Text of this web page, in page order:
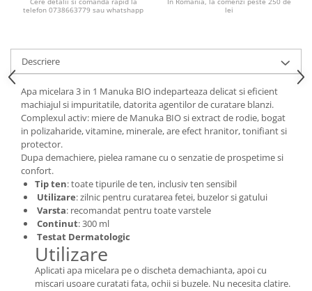
Igiena dentara
Periute de dinti
Pasta de dinti
Apa de gura
Ata dentara
Adeziv dentar si ingrijire proteza
Igiena intima
Tampoane si absorbante
Geluri si deodorante igiena intima
Produse manichiura & pedichiura
Oja si lac de unghii
Accesorii manichiura & pedichiura
Scutece adulti
telefon 0738663779 sau whatshapp
lei
Descriere
Apa micelara 3 in 1 Manuka BIO indeparteaza delicat si eficient
machiajul si impuritatile, datorita agentilor de curatare blanzi.
Complexul activ: miere de Manuka BIO si extract de rodie, bogat
in polizaharide, vitamine, minerale, are efect hranitor, tonifiant si
protector.
Dupa demachiere, pielea ramane cu o senzatie de prospetime si
confort.
Tip ten: toate tipurile de ten, inclusiv ten sensibil
Utilizare: zilnic pentru curatarea fetei, buzelor si gatului
Varsta: recomandat pentru toate varstele
Continut: 300 ml
Testat Dermatologic
Utilizare
Aplicati apa micelara pe o discheta demachianta, apoi cu
miscari usoare curatati fata, ochii si buzele. Nu necesita clatire.